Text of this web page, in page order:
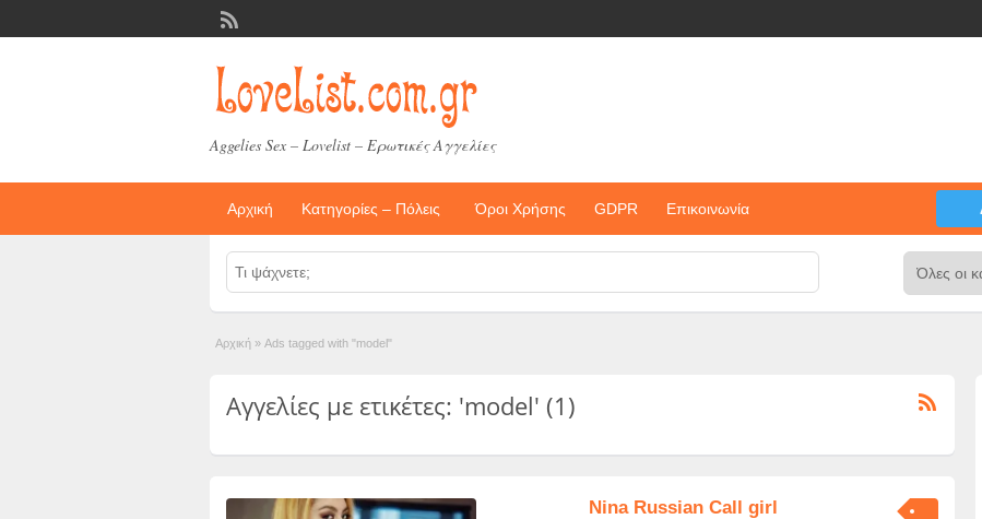
Aggelies Sex – Lovelist – Ερωτικές Αγγελίες
Αρχική Κατηγορίες – Πόλεις Όροι Χρήσης GDPR Επικοινωνία
Αρχική » Ads tagged with "model"
Αγγελίες με ετικέτες: 'model' (1)
Nina Russian Call girl